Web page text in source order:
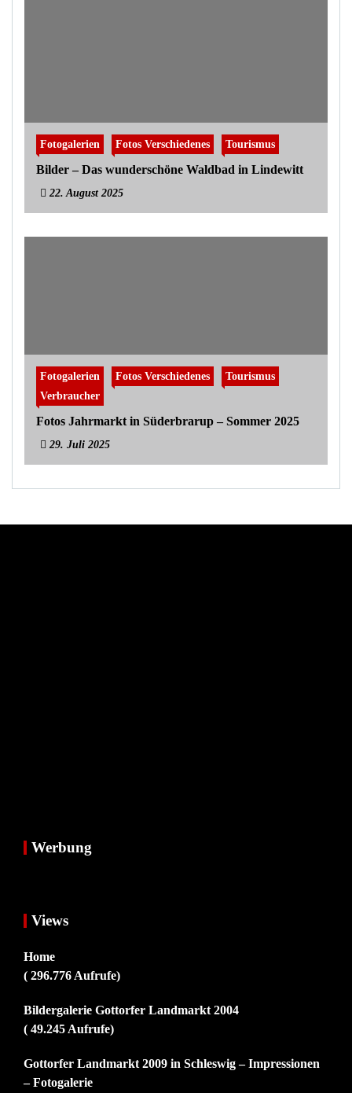
Fotogalerien Fotos Verschiedenes Tourismus
Bilder – Das wunderschöne Waldbad in Lindewitt
22. August 2025
Fotogalerien Fotos Verschiedenes
Tourismus
Verbraucher
Fotos Jahrmarkt in Süderbrarup – Sommer 2025
29. Juli 2025
Werbung
Views
Home
( 296.776 Aufrufe)
Bildergalerie Gottorfer Landmarkt 2004
( 49.245 Aufrufe)
Gottorfer Landmarkt 2009 in Schleswig – Impressionen
– Fotogalerie